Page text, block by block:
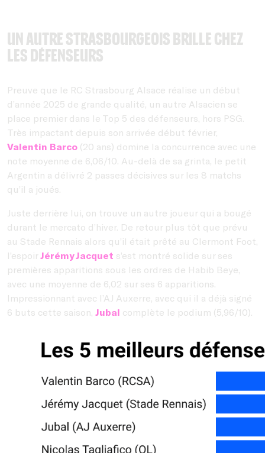
Un autre Strasbourgeois brille chez
les défenseurs
Preuve que le RC Strasbourg Alsace réalise un début
d’année 2025 de grande qualité, un autre Alsacien se
place premier dans le Top 5 des défenseurs, hors PSG.
Très impactant depuis son arrivée début février,
Valentin Barco (20 ans) domine la concurrence avec une
note moyenne de 6,06/10. Au-delà de sa grinta, le petit
Argentin a délivré 2 passes décisives sur les 8 matchs
qu’il a joués.
Juste derrière lui, on trouve un autre joueur qui a bougé
durant le mercato d’hiver. De retour plus tôt que prévu
au Stade Rennais alors qu’il était prêté au Clermont Foot,
l’espoir Jérémy Jacquet s’est montré solide sur ses
premières apparitions sous les ordres de Habib Beye,
avec une moyenne de 6,02 sur ses 6 apparitions.
Impressionnant avec l’AJ Auxerre, avec qui il a déjà signé
6 buts cette saison, Jubal complète le podium (5,96/10).